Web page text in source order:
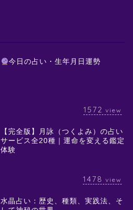
今日の占い・生年月日運勢
1572 view
【完全版】月詠（つくよみ）の占い
サービス全20種｜運命を変える鑑定
体験
1478 view
水晶占い：歴史、種類、実践法、そ